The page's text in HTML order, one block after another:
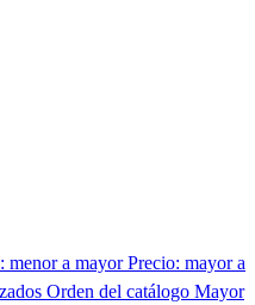
menor a mayorPrecio: mayor a
Orden del catálogo Mayor